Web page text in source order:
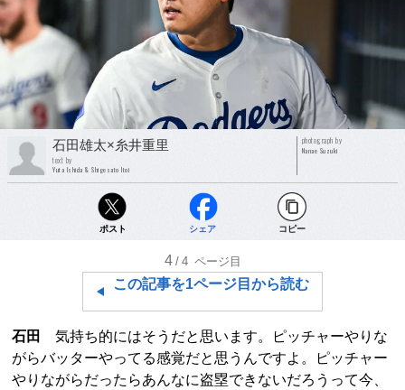
石田雄太×糸井重里
text by
Yuta Ishida & Shigesato Itoi
photograph by
Nanae Suzuki
ポスト シェア コピー
4 /4 ページ目
この記事を1ページ目から読む
石田
気持ち的にはそうだと思います。ピッチャーやりな
がらバッターやってる感覚だと思うんですよ。ピッチャー
やりながらだったらあんなに盗塁できないだろうって今、